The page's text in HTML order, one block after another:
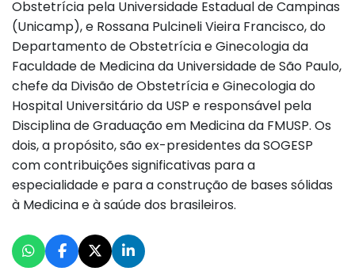
Obstetrícia pela Universidade Estadual de Campinas
(Unicamp), e Rossana Pulcineli Vieira Francisco, do
Departamento de Obstetrícia e Ginecologia da
Faculdade de Medicina da Universidade de São Paulo,
chefe da Divisão de Obstetrícia e Ginecologia do
Hospital Universitário da USP e responsável pela
Disciplina de Graduação em Medicina da FMUSP. Os
dois, a propósito, são ex-presidentes da SOGESP
com contribuições significativas para a
especialidade e para a construção de bases sólidas
à Medicina e à saúde dos brasileiros.